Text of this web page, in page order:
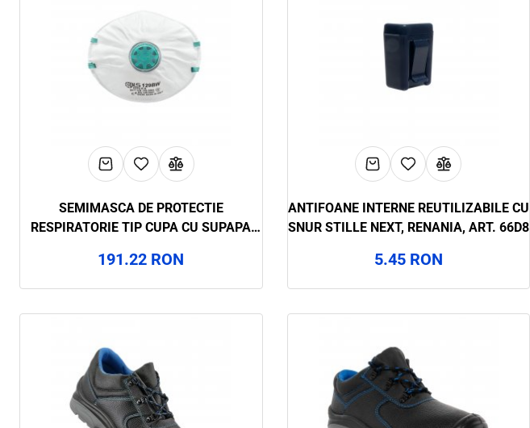
SEMIMASCA DE PROTECTIE
RESPIRATORIE TIP CUPA CU SUPAPA
(129BW)
191.22 RON
ANTIFOANE INTERNE REUTILIZABILE CU
SNUR STILLE NEXT, RENANIA, ART. 66D8
5.45 RON